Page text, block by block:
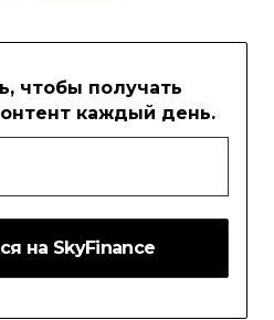
чтобы получать
каждый день.